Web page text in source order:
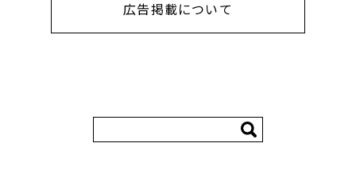
広告掲載について
索: